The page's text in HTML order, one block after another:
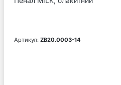
Артикул: ZB20.0003-14